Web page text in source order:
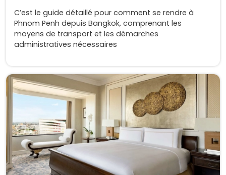
C’est le guide détaillé pour comment se rendre à
Phnom Penh depuis Bangkok, comprenant les
moyens de transport et les démarches
administratives nécessaires